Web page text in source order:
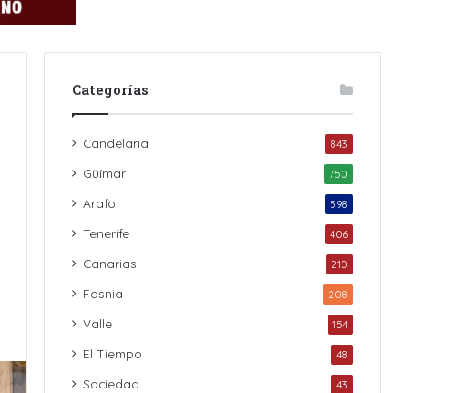
Categorías
Candelaria 843
Güímar 750
Arafo 598
Tenerife 406
Canarias 210
Fasnia 208
Valle 154
El Tiempo 48
Sociedad 43